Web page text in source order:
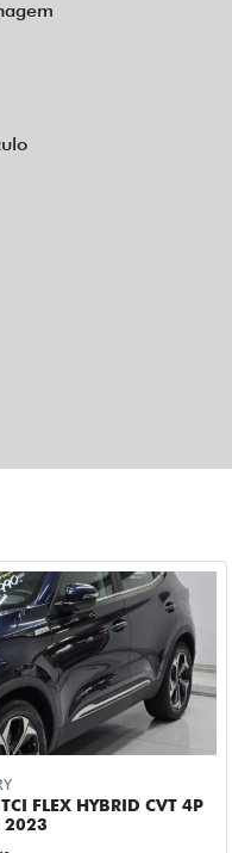
FLEX HYBRID CVT 4P
2023